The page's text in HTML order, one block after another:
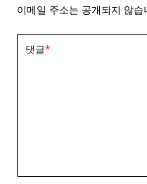
이메일 주소는 공개되지 않습
댓글*